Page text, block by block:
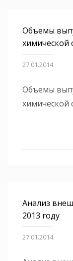
Объемы
химической
27.01.2014
Объемы
химической
Анализ
2013 году
27.01.2014